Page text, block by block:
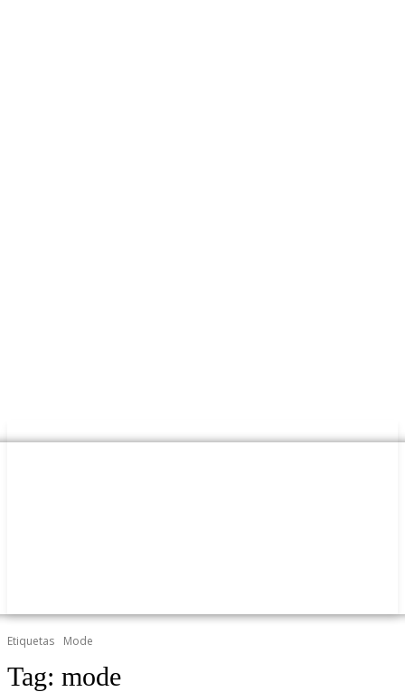
Etiquetas Mode
Tag: mode